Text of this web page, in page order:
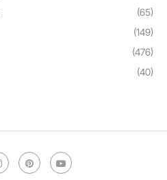
(65)
(149)
(476)
(40)